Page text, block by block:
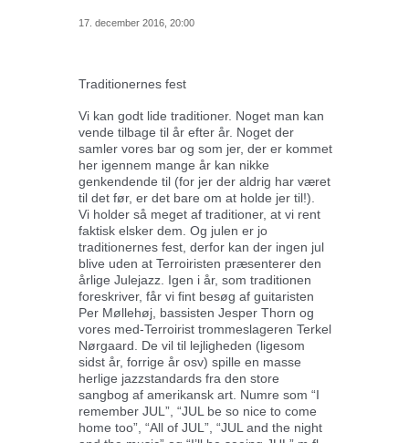
17. december 2016, 20:00
Traditionernes fest
Vi kan godt lide traditioner. Noget man kan
vende tilbage til år efter år. Noget der
samler vores bar og som jer, der er kommet
her igennem mange år kan nikke
genkendende til (for jer der aldrig har været
til det før, er det bare om at holde jer til!).
Vi holder så meget af traditioner, at vi rent
faktisk elsker dem. Og julen er jo
traditionernes fest, derfor kan der ingen jul
blive uden at Terroiristen præsenterer den
årlige Julejazz. Igen i år, som traditionen
foreskriver, får vi fint besøg af guitaristen
Per Møllehøj, bassisten Jesper Thorn og
vores med-Terroirist trommeslageren Terkel
Nørgaard. De vil til lejligheden (ligesom
sidst år, forrige år osv) spille en masse
herlige jazzstandards fra den store
sangbog af amerikansk art. Numre som “I
remember JUL”, “JUL be so nice to come
home too”, “All of JUL”, “JUL and the night